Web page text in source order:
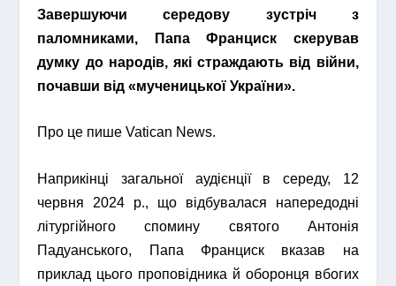
Завершуючи середову зустріч з
паломниками, Папа Франциск скерував
думку до народів, які страждають від війни,
почавши від «мученицької України».
Про це пише Vatican News.
Наприкінці загальної аудієнції в середу, 12
червня 2024 р., що відбувалася напередодні
літургійного спомину святого Антонія
Падуанського, Папа Франциск вказав на
приклад цього проповідника й оборонця вбогих